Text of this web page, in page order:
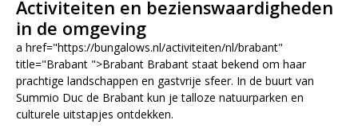
Activiteiten en bezienswaardigheden
in de omgeving
a href="https://bungalows.nl/activiteiten/nl/brabant"
title="Brabant ">Brabant Brabant staat bekend om haar
prachtige landschappen en gastvrije sfeer. In de buurt van
Summio Duc de Brabant kun je talloze natuurparken en
culturele uitstapjes ontdekken.